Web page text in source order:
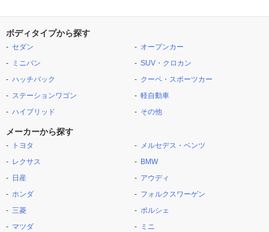
ボディタイプから探す
セダン
ミニバン
ハッチバック
ステーションワゴン
ハイブリッド
オープンカー
SUV・クロカン
クーペ・スポーツカー
軽自動車
その他
メーカーから探す
トヨタ
レクサス
日産
ホンダ
三菱
マツダ
メルセデス・ベンツ
BMW
アウディ
フォルクスワーゲン
ポルシェ
ミニ